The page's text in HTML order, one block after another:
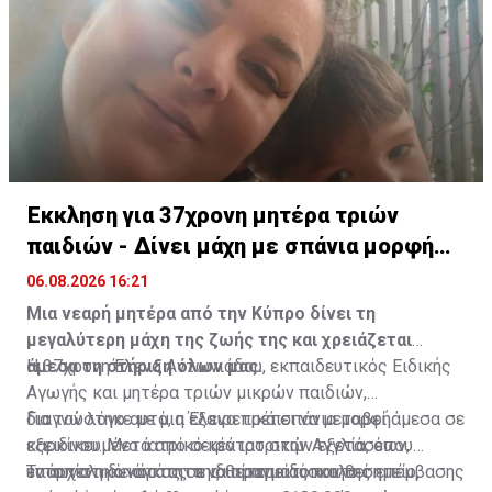
πολιτιστική κληρονομιά της Κύπρου.
Έκκληση για 37χρονη μητέρα τριών
παιδιών - Δίνει μάχη με σπάνια μορφή
καρκίνου
06.08.2026 16:21
Μια νεαρή μητέρα από την Κύπρο δίνει τη
μεγαλύτερη μάχη της ζωής της και χρειάζεται
άμεσα τη στήριξη όλων μας.
Η 37χρονη Έλενα Αντωνιάδου, εκπαιδευτικός Ειδικής
Αγωγής και μητέρα τριών μικρών παιδιών,
διαγνώστηκε με μια εξαιρετικά σπάνια μορφή
καρκίνου. Μετά από σειρά ιατρικών εξετάσεων,
εντοπίστηκε όγκος σε ιδιαίτερα δύσκολο σημείο,
Για τον λόγο αυτό, η Έλενα πρέπει να μεταβεί άμεσα σε
εξειδικευμένο ιατρικό κέντρο στην Αγγλία, όπου
υπάρχει η δυνατότητα να πραγματοποιηθεί η
Το συνολικό κόστος της θεραπείας και της επέμβασης